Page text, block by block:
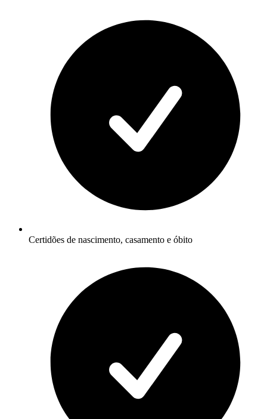
Certidões de nascimento, casamento e óbito